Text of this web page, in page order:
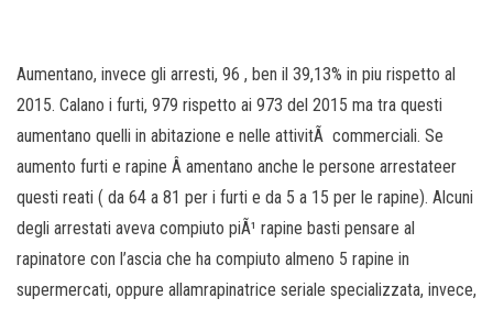
Aumentano, invece gli arresti, 96 , ben il 39,13% in piu rispetto al
2015. Calano i furti, 979 rispetto ai 973 del 2015 ma tra questi
aumentano quelli in abitazione e nelle attivitÃ commerciali. Se
aumento furti e rapine Â amentano anche le persone arrestateer
questi reati ( da 64 a 81 per i furti e da 5 a 15 per le rapine). Alcuni
degli arrestati aveva compiuto piÃ¹ rapine basti pensare al
rapinatore con l’ascia che ha compiuto almeno 5 rapine in
supermercati, oppure allamrapinatrice seriale specializzata, invece,